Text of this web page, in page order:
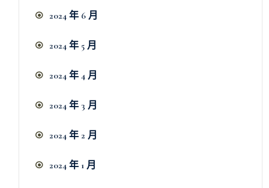
2024 年 6 月
2024 年 5 月
2024 年 4 月
2024 年 3 月
2024 年 2 月
2024 年 1 月